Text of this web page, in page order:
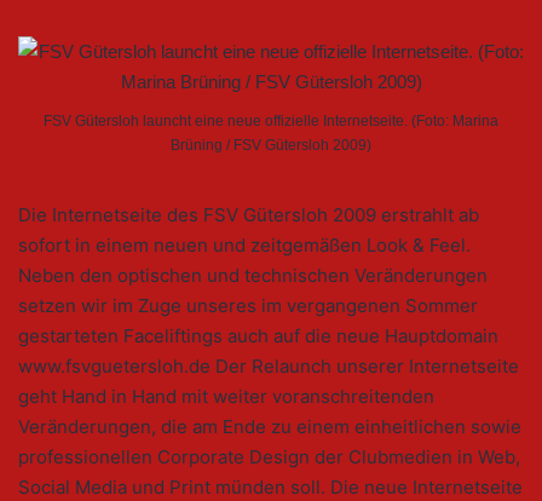
FSV Gütersloh launcht eine neue offizielle Internetseite. (Foto: Marina
Brüning / FSV Gütersloh 2009)
Die Internetseite des FSV Gütersloh 2009 erstrahlt ab
sofort in einem neuen und zeitgemäßen Look & Feel.
Neben den optischen und technischen Veränderungen
setzen wir im Zuge unseres im vergangenen Sommer
gestarteten Faceliftings auch auf die neue Hauptdomain
www.fsvguetersloh.de Der Relaunch unserer Internetseite
geht Hand in Hand mit weiter voranschreitenden
Veränderungen, die am Ende zu einem einheitlichen sowie
professionellen Corporate Design der Clubmedien in Web,
Social Media und Print münden soll. Die neue Internetseite